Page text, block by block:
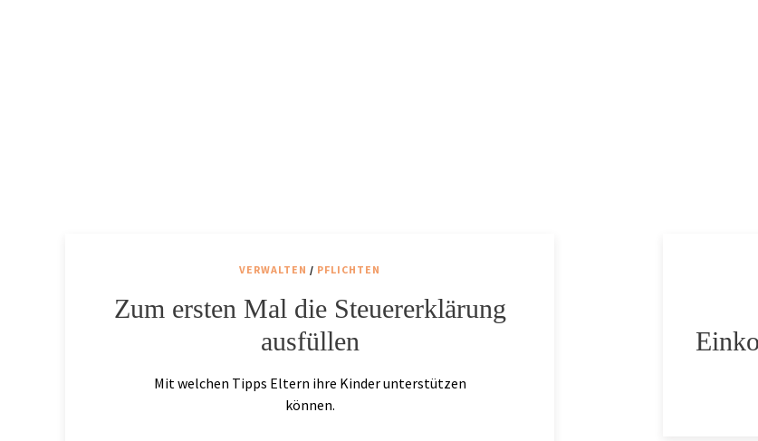
VERWALTEN / PFLICHTEN
Zum ersten Mal die Steuererklärung
ausfüllen
Mit welchen Tipps Eltern ihre Kinder unterstützen
können.